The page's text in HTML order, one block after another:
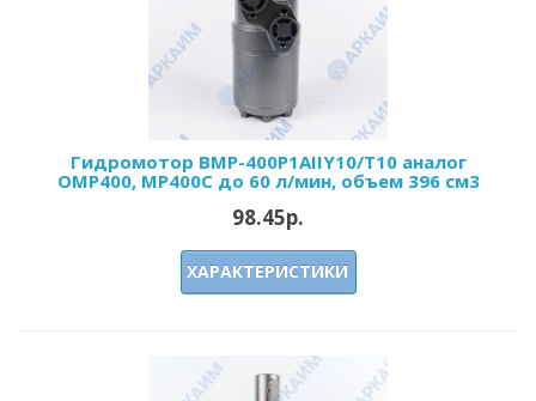
Гидромотор BMP-400P1AIIY10/T10 аналог
OMP400, MP400C до 60 л/мин, объем 396 см3
98.45р.
ХАРАКТЕРИСТИКИ